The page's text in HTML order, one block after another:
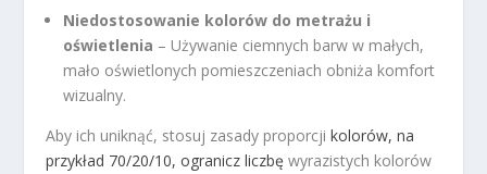
Niedostosowanie kolorów do metrażu i
oświetlenia – Używanie ciemnych barw w małych,
mało oświetlonych pomieszczeniach obniża komfort
wizualny.
Aby ich uniknąć, stosuj zasady proporcjikolorów, na
przykład 70/20/10, ogranicz liczbę wyrazistych kolorów